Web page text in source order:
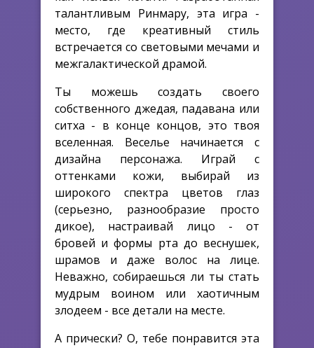
талантливым Ринмару, эта игра -
место, где креативный стиль
встречается со световыми мечами и
межгалактической драмой.
Ты можешь создать своего
собственного джедая, падавана или
ситха - в конце концов, это твоя
вселенная. Веселье начинается с
дизайна персонажа. Играй с
оттенками кожи, выбирай из
широкого спектра цветов глаз
(серьезно, разнообразие просто
дикое), настраивай лицо - от
бровей и формы рта до веснушек,
шрамов и даже волос на лице.
Неважно, собираешься ли ты стать
мудрым воином или хаотичным
злодеем - все детали на месте.
А прически? О, тебе понравится эта